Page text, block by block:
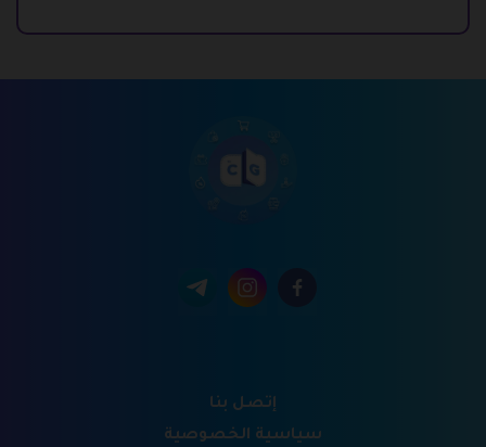
إتصل بنا
سياسية الخصوصية